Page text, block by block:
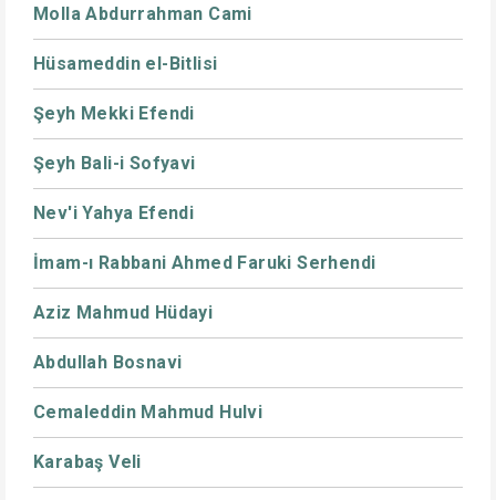
Molla Abdurrahman Cami
Hüsameddin el-Bitlisi
Şeyh Mekki Efendi
Şeyh Bali-i Sofyavi
Nev'i Yahya Efendi
İmam-ı Rabbani Ahmed Faruki Serhendi
Aziz Mahmud Hüdayi
Abdullah Bosnavi
Cemaleddin Mahmud Hulvi
Karabaş Veli